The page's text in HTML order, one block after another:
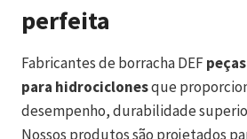
perfeita
Fabricantes de borracha DEF
para hidrociclonesque
desempenho, durabilidade
Nossos produtos são projetados